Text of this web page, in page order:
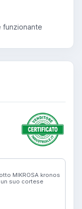
funzionante